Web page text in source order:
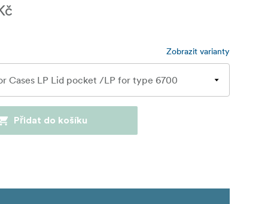
Zobrazit varianty
Přidat do košíku